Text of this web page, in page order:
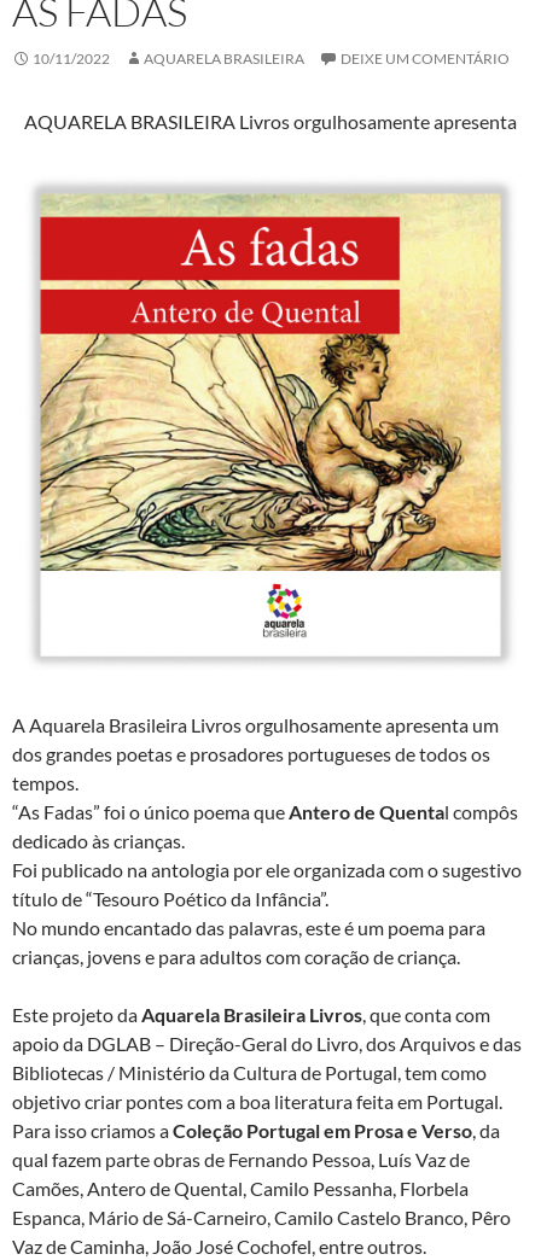
AS FADAS
10/11/2022 AQUARELA BRASILEIRA DEIXE UM COMENTÁRIO
AQUARELA BRASILEIRA Livros orgulhosamente apresenta
A Aquarela Brasileira Livros orgulhosamente apresenta um
dos grandes poetas e prosadores portugueses de todos os
tempos.
“As Fadas” foi o único poema queAntero de Quental compôs
dedicado às crianças.
Foi publicado na antologia por ele organizada com o sugestivo
título de “Tesouro Poético da Infância”.
No mundo encantado das palavras, este é um poema para
crianças, jovens e para adultos com coração de criança.
Este projeto daAquarela Brasileira Livros, que conta com
apoio da DGLAB – Direção-Geral do Livro, dos Arquivos e das
Bibliotecas / Ministério da Cultura de Portugal, tem como
objetivo criar pontes com a boa literatura feita em Portugal.
Para isso criamos aColeção Portugal em Prosa e Verso, da
qual fazem parte obras de Fernando Pessoa, Luís Vaz de
Camões, Antero de Quental, Camilo Pessanha, Florbela
Espanca, Mário de Sá-Carneiro, Camilo Castelo Branco, Pêro
Vaz de Caminha, João José Cochofel, entre outros.